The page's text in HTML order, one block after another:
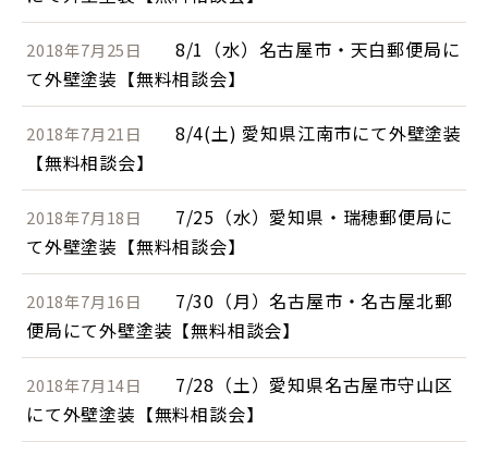
2018年7月25日
8/1（水）名古屋市・天白郵便局に
て外壁塗装【無料相談会】
2018年7月21日
8/4(土) 愛知県江南市にて外壁塗装
【無料相談会】
2018年7月18日
7/25（水）愛知県・瑞穂郵便局に
て外壁塗装【無料相談会】
2018年7月16日
7/30（月）名古屋市・名古屋北郵
便局にて外壁塗装【無料相談会】
2018年7月14日
7/28（土）愛知県名古屋市守山区
にて外壁塗装【無料相談会】